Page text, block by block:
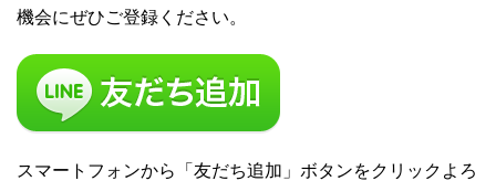
機会にぜひご登録ください。
スマートフォンから「友だち追加」ボタンをクリックよろ